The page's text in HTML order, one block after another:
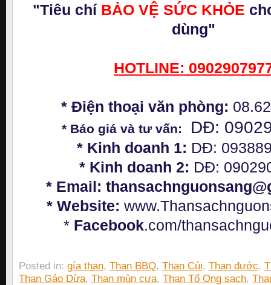
"Tiêu chí BẢO VỆ SỨC KHỎE
dùng"
HOTLINE:
* Điện thoại văn phòng:
* Báo giá và tư vấn: DĐ:
* Kinh doanh 1: DĐ:
* Kinh doanh 2: DĐ:
* Email:
* Website:
* Facebook.com/
Posted in: gía than, Than BBQ, Than Củi, Than đước,
Than Gáo Dừa, Than mùn cưa, Than Tổ Ong sạch,